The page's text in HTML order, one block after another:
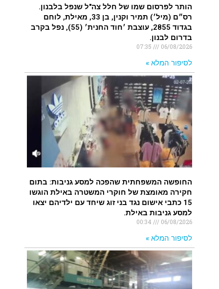
הותר לפרסום שמו של חלל צה"ל שנפל בלבנון.
רס״ם (מיל׳) תמיר וקנין, בן 33, מאילת, לוחם
בגדוד 2855, עוצבת ׳חוד החנית׳ (55), נפל בקרב
בדרום לבנון.
06/08/2026
לסיפור המלא »
החופשה המשפחתית שהפכה למסע גניבות: בתום
חקירה מאומצת של חוקרי המשטרה באילת הוגשו
15 כתבי אישום נגד בני זוג שיחד עם ילדיהם יצאו
למסע גניבות באילת.
06/08/2026
לסיפור המלא »